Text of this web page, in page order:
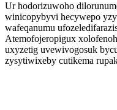
Ur hodorizuwoho
winicopybyvi hecywepo
wafeqanumu
Atemofojeropigux
uxyzetig uvewivogosuk
zysytiwixeby cutikema